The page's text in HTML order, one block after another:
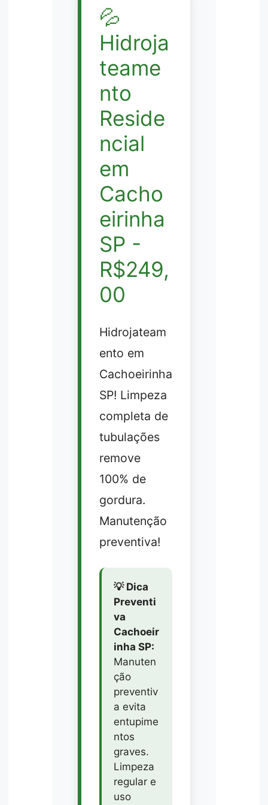
💦
Hidroja
teame
nto
Reside
ncial
em
Cacho
eirinha
SP -
R$249,
00
Hidrojateam
ento em
Cachoeirinha
SP! Limpeza
completa de
tubulações
remove
100% de
gordura.
Manutenção
preventiva!
💡 Dica
Preventi
va
Cachoeir
inha SP:
Manuten
ção
preventiv
a evita
entupime
ntos
graves.
Limpeza
regular e
uso